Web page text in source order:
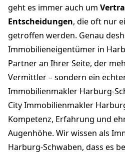
geht es immer auch um
Entscheidungen, die oft nur
getroffen werden. Genau
Immobilieneigentümer in
Partner an Ihrer Seite, der
Vermittler – sondern ein
Immobilienmakler Harburg-
City Immobilienmakler
Kompetenz, Erfahrung und
Augenhöhe. Wir wissen als
Harburg-Schwaben, dass es